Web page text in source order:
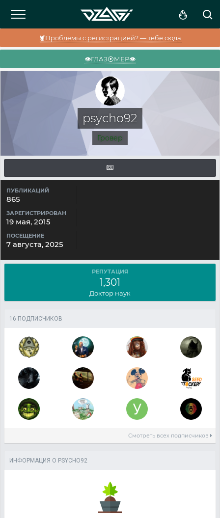
🦞Проблемы с регистрацией? — тебе сюда
👁️ГЛАЗ⦿МЕР👁️
psycho92
Гровер
ПУБЛИКАЦИЙ
865
ЗАРЕГИСТРИРОВАН
19 мая, 2015
ПОСЕЩЕНИЕ
7 августа, 2025
РЕПУТАЦИЯ
1,301
Доктор наук
16 ПОДПИСЧИКОВ
Смотреть всех подписчиков
ИНФОРМАЦИЯ О PSYCHO92